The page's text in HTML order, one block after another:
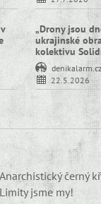
„Drony jsou
ukrajinské
kolektivu
denikalarm.cz
22.5.2026
Anarchistický černý
Limity jsme my!